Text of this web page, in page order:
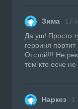
Зима 17
Да уш! Просто
героиня
Отстой!!! Не
тем кто есче
Наркез 1